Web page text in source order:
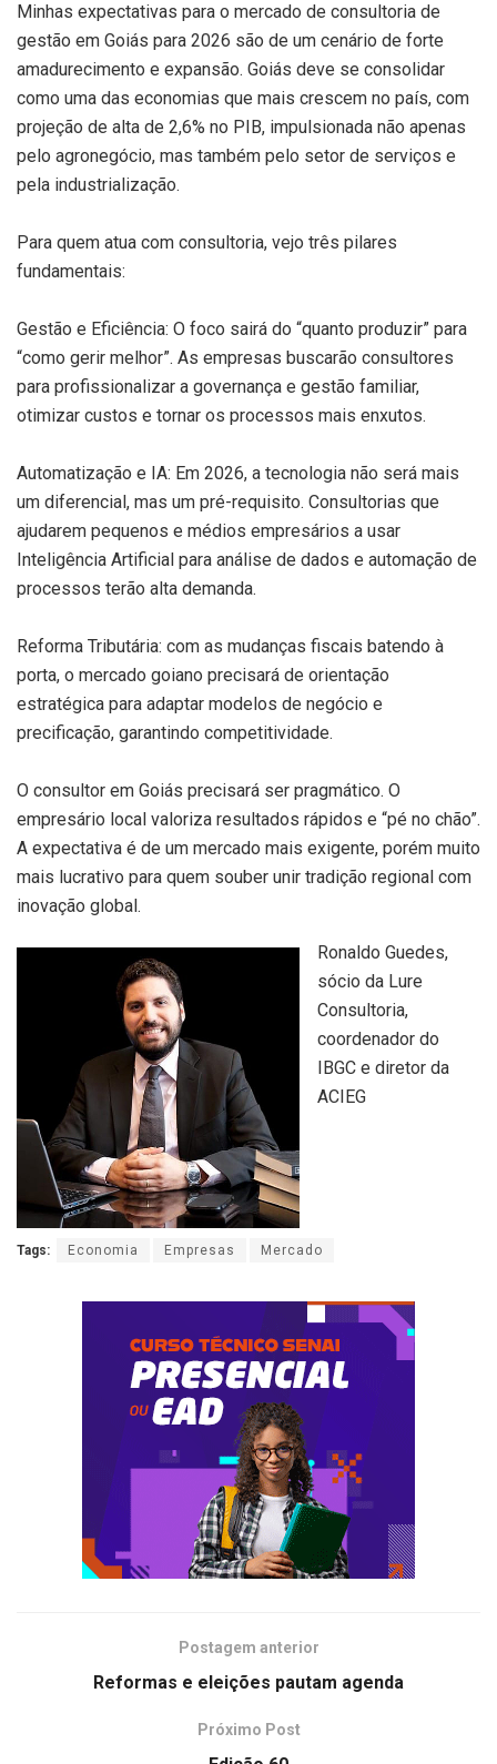
Minhas expectativas para o mercado de consultoria de
gestão em Goiás para 2026 são de um cenário de forte
amadurecimento e expansão. Goiás deve se consolidar
como uma das economias que mais crescem no país, com
projeção de alta de 2,6% no PIB, impulsionada não apenas
pelo agronegócio, mas também pelo setor de serviços e
pela industrialização.
Para quem atua com consultoria, vejo três pilares
fundamentais:
Gestão e Eficiência: O foco sairá do “quanto produzir” para
“como gerir melhor”. As empresas buscarão consultores
para profissionalizar a governança e gestão familiar,
otimizar custos e tornar os processos mais enxutos.
Automatização e IA: Em 2026, a tecnologia não será mais
um diferencial, mas um pré-requisito. Consultorias que
ajudarem pequenos e médios empresários a usar
Inteligência Artificial para análise de dados e automação de
processos terão alta demanda.
Reforma Tributária: com as mudanças fiscais batendo à
porta, o mercado goiano precisará de orientação
estratégica para adaptar modelos de negócio e
precificação, garantindo competitividade.
O consultor em Goiás precisará ser pragmático. O
empresário local valoriza resultados rápidos e “pé no chão”.
A expectativa é de um mercado mais exigente, porém muito
mais lucrativo para quem souber unir tradição regional com
inovação global.
Ronaldo Guedes,
sócio da Lure
Consultoria,
coordenador do
IBGC e diretor da
ACIEG
Tags: Economia Empresas Mercado
Postagem anterior
Reformas e eleições pautam agenda
Próximo Post